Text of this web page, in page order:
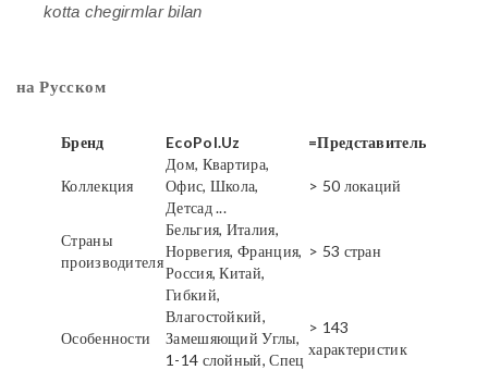
kotta chegirmlar bilan
на Русском
Бренд EcoPol.Uz =Представитель
Коллекция
Дом, Квартира,
Офис, Школа,
Детсад ...
> 50 локаций
Страны
производителя
Бельгия, Италия,
Норвегия, Франция,
Россия, Китай,
> 53 стран
Особенности
Гибкий,
Влагостойкий,
Замешяющий Углы,
1-14 слойный, Спец
> 143
характеристик